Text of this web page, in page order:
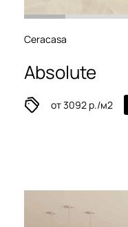
Ceracasa
Absolute
от 3092 р./м2